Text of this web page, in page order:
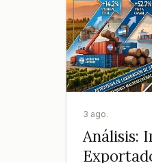
3 ago.
Análisis: